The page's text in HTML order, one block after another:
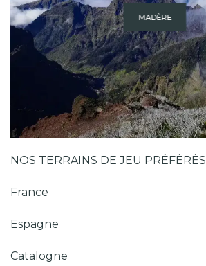
MADÈRE
NOS TERRAINS DE JEU PRÉFÉRÉS
France
Espagne
Catalogne